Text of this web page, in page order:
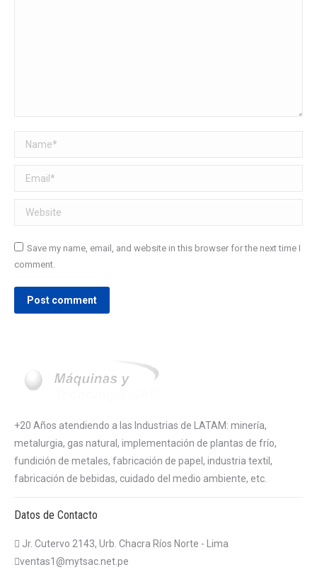
Name *
Email *
Website
Save my name, email, and website in this browser for the next time I
comment.
Post comment
+20 Años atendiendo a las Industrias de LATAM: minería,
metalurgia, gas natural, implementación de plantas de frío,
fundición de metales, fabricación de papel, industria textil,
fabricación de bebidas, cuidado del medio ambiente, etc.
Datos de Contacto
Jr. Cutervo 2143, Urb. Chacra Ríos Norte - Lima
ventas1@mytsac.net.pe